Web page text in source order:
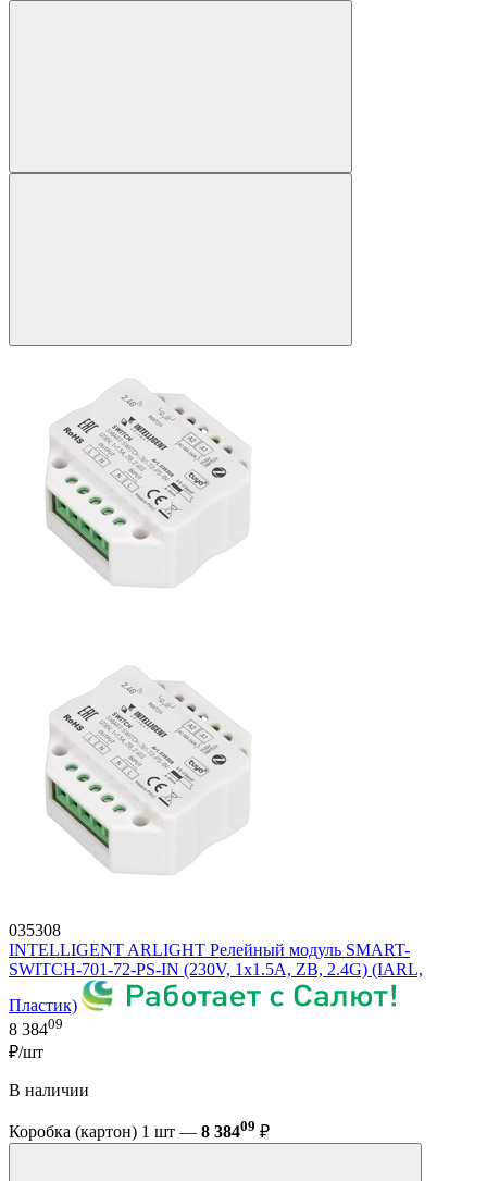
035308
INTELLIGENT ARLIGHT Релейный модуль SMART-
SWITCH-701-72-PS-IN (230V, 1x1.5A, ZB, 2.4G) (IARL,
Пластик)
8 38409
₽/шт
В наличии
Коробка (картон) 1 шт — 8 38409 ₽